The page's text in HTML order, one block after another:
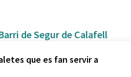
que es fan servir a
de Segur de Calafell